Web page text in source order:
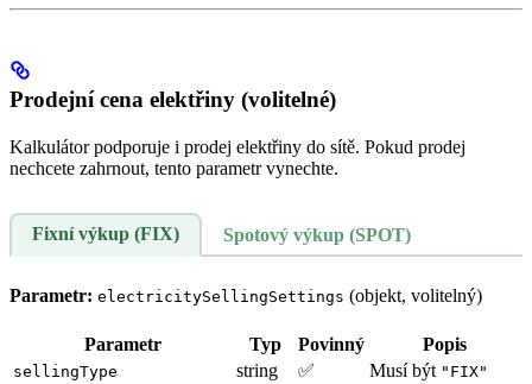
Prodejní cena elektřiny (volitelné)
Kalkulátor podporuje i prodej elektřiny do sítě. Pokud prodej
nechcete zahrnout, tento parametr vynechte.
Fixní výkup (FIX) Spotový výkup (SPOT)
Parametr: electricitySellingSettings (objekt, volitelný)
Parametr Typ Povinný Popis
sellingType string ✅ Musí být "FIX"